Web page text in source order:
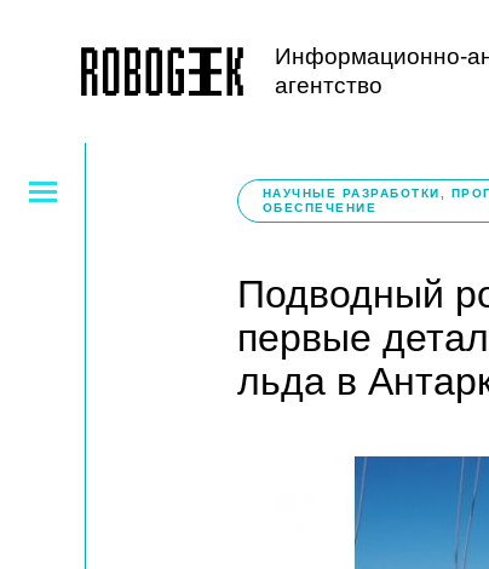
Информационно-
агентство
НАУЧНЫЕ РАЗРАБОТКИ,
ОБЕСПЕЧЕНИЕ
Подводный
первые
льда в